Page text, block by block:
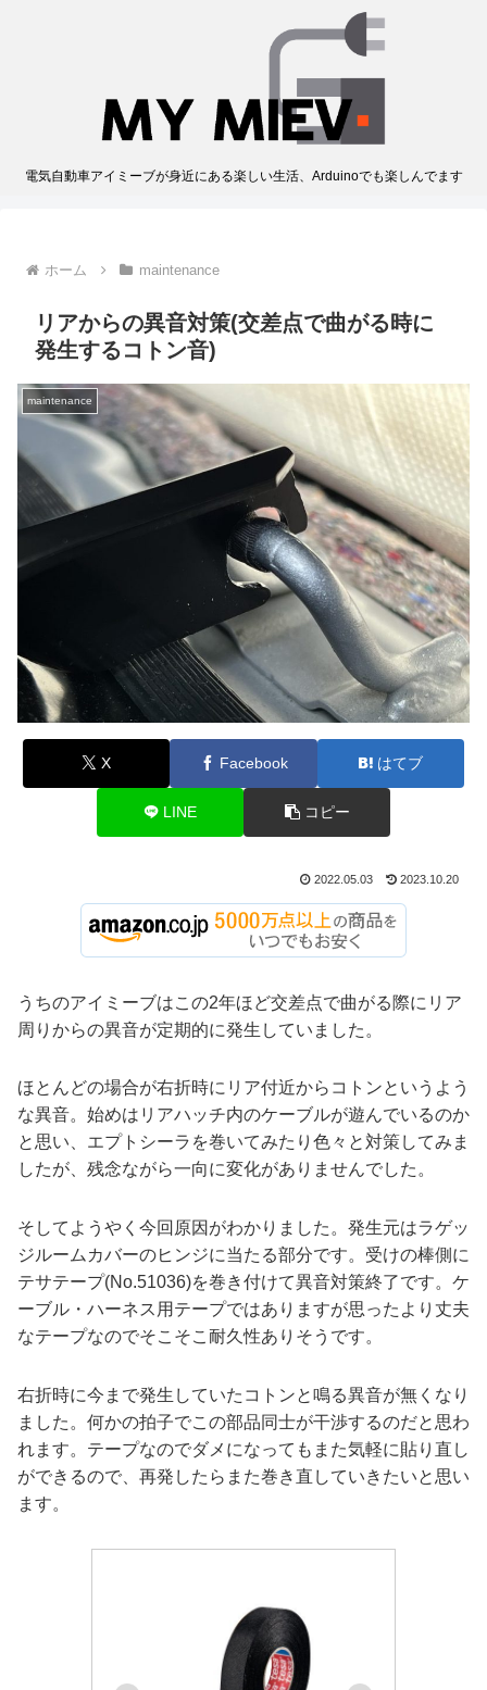
電気自動車アイミーブが身近にある楽しい生活、Arduinoでも楽しんでます
ホーム maintenance
リアからの異音対策(交差点で曲がる時に
発生するコトン音)
maintenance
X Facebook はてブ
LINE コピー
2022.05.03 2023.10.20
うちのアイミーブはこの2年ほど交差点で曲がる際にリア
周りからの異音が定期的に発生していました。
ほとんどの場合が右折時にリア付近からコトンというよう
な異音。始めはリアハッチ内のケーブルが遊んでいるのか
と思い、エプトシーラを巻いてみたり色々と対策してみま
したが、残念ながら一向に変化がありませんでした。
そしてようやく今回原因がわかりました。発生元はラゲッ
ジルームカバーのヒンジに当たる部分です。受けの棒側に
テサテープ(No.51036)を巻き付けて異音対策終了です。ケ
ーブル・ハーネス用テープではありますが思ったより丈夫
なテープなのでそこそこ耐久性ありそうです。
右折時に今まで発生していたコトンと鳴る異音が無くなり
ました。何かの拍子でこの部品同士が干渉するのだと思わ
れます。テープなのでダメになってもまた気軽に貼り直し
ができるので、再発したらまた巻き直していきたいと思い
ます。